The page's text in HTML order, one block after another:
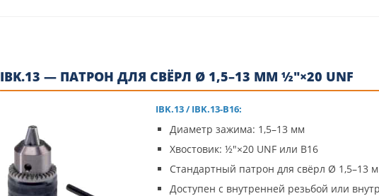
IBK.13 — ПАТРОН ДЛЯ СВЁРЛ Ø 1,5–13 ММ ½"×20 UNF
IBK.13 / IBK.13-B16:
Диаметр зажима: 1,5–13 мм
Хвостовик: ½"×20 UNF или B16
Стандартный патрон для свёрл Ø 1,5–13
Доступен с внутренней резьбой или